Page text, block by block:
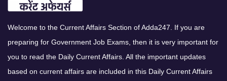
Welcome to the Current Affairs Section of Adda247. If you are
preparing for Government Job Exams, then it is very important for
you to read the Daily Current Affairs. All the important updates
based on current affairs are included in this Daily Current Affairs